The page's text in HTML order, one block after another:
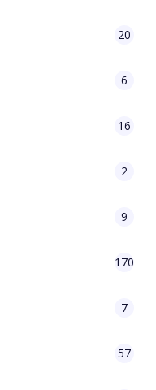
20
6
16
2
9
170
7
57